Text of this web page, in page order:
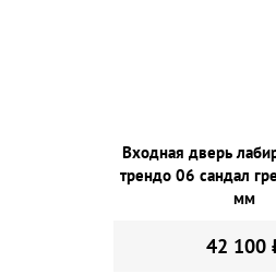
Входная дверь
трендо 06 сандал
мм
42 100